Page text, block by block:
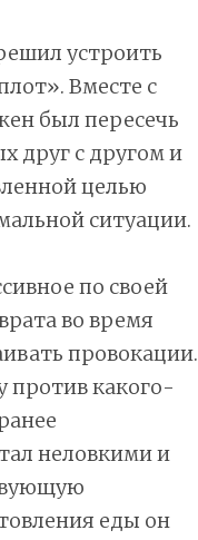
устроить
Вместе с
был пересечь
друг с другом и
целью
ситуации.
по своей
во время
провокации.
против какого-
неловкими и
еды он